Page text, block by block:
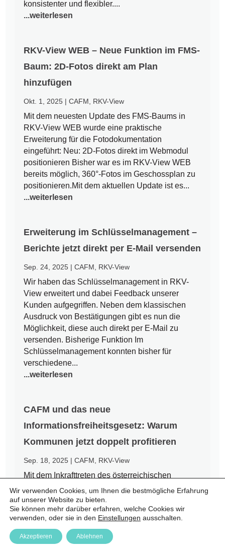
konsistenter und flexibler....
...weiterlesen
RKV-View WEB – Neue Funktion im FMS-
Baum: 2D-Fotos direkt am Plan
hinzufügen
Okt. 1, 2025 |CAFM RKV-View
Mit dem neuesten Update des FMS-Baums in
RKV-View WEB wurde eine praktische
Erweiterung für die Fotodokumentation
eingeführt: Neu: 2D-Fotos direkt im Webmodul
positionieren Bisher war es im RKV-View WEB
bereits möglich, 360°-Fotos im Geschossplan zu
positionieren.Mit dem aktuellen Update ist es...
...weiterlesen
Erweiterung im Schlüsselmanagement –
Berichte jetzt direkt per E-Mail versenden
Sep. 24, 2025 |CAFM RKV-View
Wir haben das Schlüsselmanagement in RKV-
View erweitert und dabei Feedback unserer
Kunden aufgegriffen. Neben dem klassischen
Ausdruck von Bestätigungen gibt es nun die
Möglichkeit, diese auch direkt per E-Mail zu
versenden. Bisherige Funktion Im
Schlüsselmanagement konnten bisher für
verschiedene...
...weiterlesen
CAFM und das neue
Informationsfreiheitsgesetz: Warum
Kommunen jetzt doppelt profitieren
Sep. 18, 2025 |CAFM RKV-View
Mit dem Inkrafttreten des österreichischen
Informationsfreiheitsgesetzes (IFG) am 1.
September 2025 endet eine jahrzehntelange Ära
des Amtsgeheimnisses. Bürgerinnen und Bürger
haben nun einen Rechtsanspruch auf Zugang zu
amtlichen Informationen – auch auf kommunaler
Ebene. Für Städte und Gemeinden...
Wir verwenden Cookies, um Ihnen die bestmögliche Erfahrung
auf unserer Website zu bieten.
Sie können mehr darüber erfahren, welche Cookies wir
verwenden, oder sie in den Einstellungen ausschalten.
Akzeptieren Ablehnen